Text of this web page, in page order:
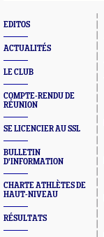
EDITOS
ACTUALITÉS
LE CLUB
COMPTE-RENDU DE
RÉUNION
SE LICENCIER AU SSL
BULLETIN
D'INFORMATION
CHARTE ATHLÈTES DE
HAUT-NIVEAU
RÉSULTATS